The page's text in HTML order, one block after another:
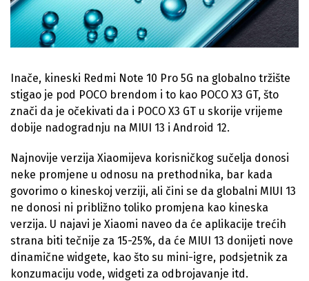
Inače, kineski Redmi Note 10 Pro 5G na globalno tržište
stigao je pod POCO brendom i to kao POCO X3 GT, što
znači da je očekivati da i POCO X3 GT u skorije vrijeme
dobije nadogradnju na MIUI 13 i Android 12.
Najnovije verzija Xiaomijeva korisničkog sučelja donosi
neke promjene u odnosu na prethodnika, bar kada
govorimo o kineskoj verziji, ali čini se da globalni MIUI 13
ne donosi ni približno toliko promjena kao kineska
verzija. U najavi je Xiaomi naveo da će aplikacije trećih
strana biti tečnije za 15-25%, da će MIUI 13 donijeti nove
dinamične widgete, kao što su mini-igre, podsjetnik za
konzumaciju vode, widgeti za odbrojavanje itd.